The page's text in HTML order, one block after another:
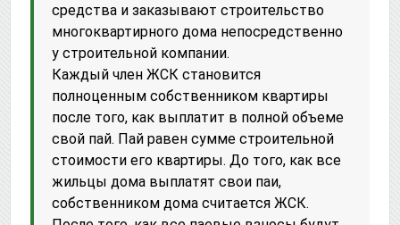
средства и заказывают строительство
многоквартирного дома непосредственно
у строительной компании.
Каждый член ЖСК становится
полноценным собственником квартиры
после того, как выплатит в полной объеме
свой пай. Пай равен сумме строительной
стоимости его квартиры. До того, как все
жильцы дома выплатят свои паи,
собственником дома считается ЖСК.